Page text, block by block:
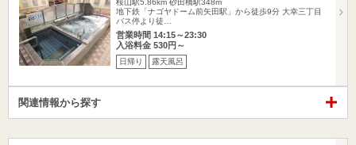
桜山駅5.86km 砂田橋駅348m
地下鉄「ナゴヤドーム前矢田駅」から徒歩9分 大幸三丁目
バス停より徒…
営業時間 14:15～23:30
入浴料金 530円～
日帰り 露天風呂
関連情報から探す